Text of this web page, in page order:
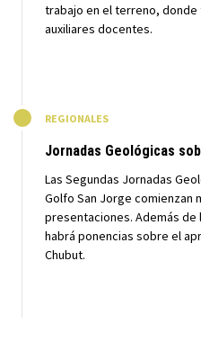
trabajo en el terreno,
auxiliares docentes.
REGIONALES
Jornadas Geológicas
Las Segundas Jornadas
Golfo San Jorge comienzan
presentaciones. Además
habrá ponencias sobre el
Chubut.